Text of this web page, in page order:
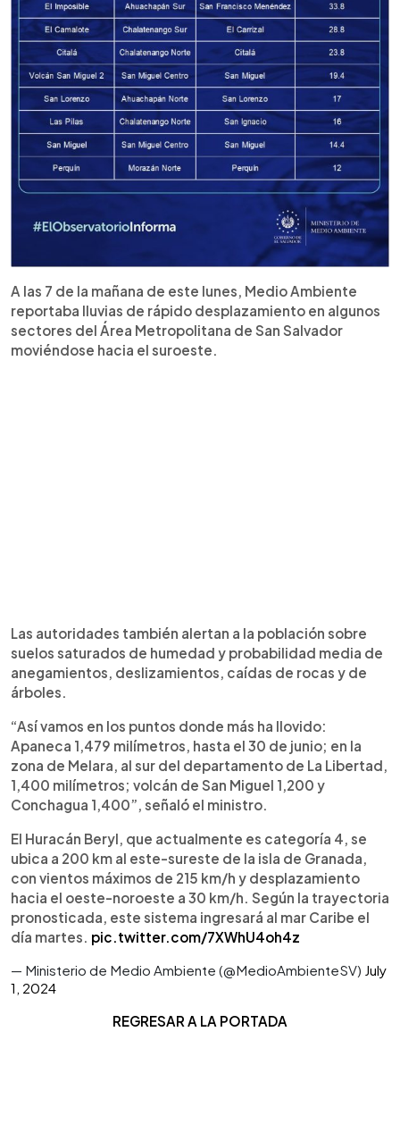
A las 7 de la mañana de este lunes, Medio Ambiente
reportaba lluvias de rápido desplazamiento en algunos
sectores del Área Metropolitana de San Salvador
moviéndose hacia el suroeste.
Las autoridades también alertan a la población sobre
suelos saturados de humedad y probabilidad media de
anegamientos, deslizamientos, caídas de rocas y de
árboles.
“Así vamos en los puntos donde más ha llovido:
Apaneca 1,479 milímetros, hasta el 30 de junio; en la
zona de Melara, al sur del departamento de La Libertad,
1,400 milímetros; volcán de San Miguel 1,200 y
Conchagua 1,400”, señaló el ministro.
El Huracán Beryl, que actualmente es categoría 4, se
ubica a 200 km al este-sureste de la isla de Granada,
con vientos máximos de 215 km/h y desplazamiento
hacia el oeste-noroeste a 30 km/h. Según la trayectoria
pronosticada, este sistema ingresará al mar Caribe el
día martes. pic.twitter.com/7XWhU4oh4z
— Ministerio de Medio Ambiente (@MedioAmbienteSV) July
1, 2024
REGRESAR A LA PORTADA